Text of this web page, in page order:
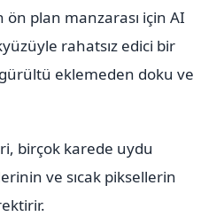
plan manzarası için AI
rahatsız edici bir
eklemeden doku ve
birçok karede uydu
ve sıcak piksellerin